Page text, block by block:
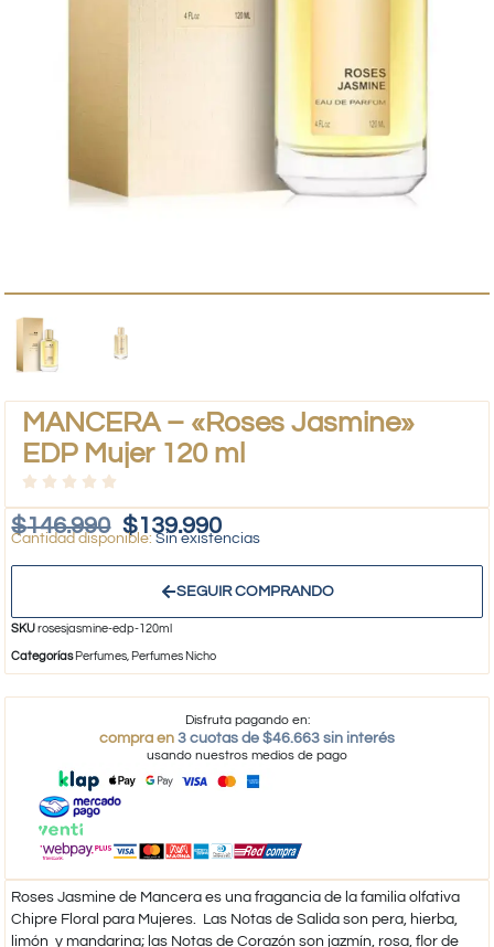
MANCERA – «Roses Jasmine»
EDP Mujer 120 ml
$146.990 $139.990
Sin existencias
SEGUIR COMPRANDO
SKUrosesjasmine-edp-120ml
Categorías Perfumes, Perfumes Nicho
Disfruta pagando en:
compra en 3 cuotas de $46.663 sin interés
usando nuestros medios de pago
Roses Jasmine de Mancera es una fragancia de la familia olfativa
Chipre Floral para Mujeres. Las Notas de Salida son pera, hierba,
limón y mandarina; las Notas de Corazón son jazmín, rosa, flor de